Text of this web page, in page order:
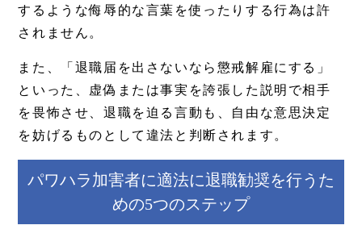
するような侮辱的な言葉を使ったりする行為は許
されません。
また、「退職届を出さないなら懲戒解雇にする」
といった、虚偽または事実を誇張した説明で相手
を畏怖させ、退職を迫る言動も、自由な意思決定
を妨げるものとして違法と判断されます。
パワハラ加害者に適法に退職勧奨を行うた
めの5つのステップ